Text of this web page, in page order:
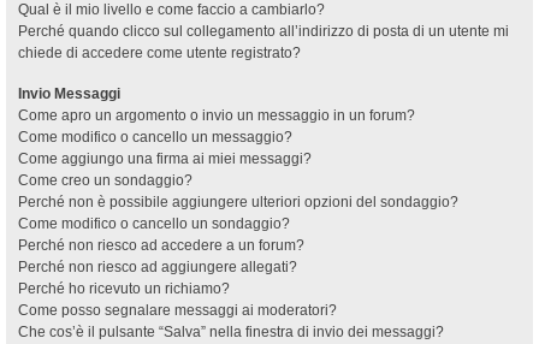
Qual è il mio livello e come faccio a cambiarlo?
Perché quando clicco sul collegamento all’indirizzo di posta di un utente mi
chiede di accedere come utente registrato?
Invio Messaggi
Come apro un argomento o invio un messaggio in un forum?
Come modifico o cancello un messaggio?
Come aggiungo una firma ai miei messaggi?
Come creo un sondaggio?
Perché non è possibile aggiungere ulteriori opzioni del sondaggio?
Come modifico o cancello un sondaggio?
Perché non riesco ad accedere a un forum?
Perché non riesco ad aggiungere allegati?
Perché ho ricevuto un richiamo?
Come posso segnalare messaggi ai moderatori?
Che cos’è il pulsante “Salva” nella finestra di invio dei messaggi?